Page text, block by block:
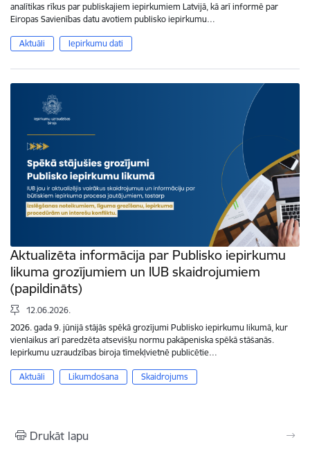
analītikas rīkus par publiskajiem iepirkumiem Latvijā, kā arī informē par
Eiropas Savienības datu avotiem publisko iepirkumu…
Aktuāli Iepirkumu dati
Aktualizēta informācija par Publisko iepirkumu
likuma grozījumiem un IUB skaidrojumiem
(papildināts)
12.06.2026.
2026. gada 9. jūnijā stājās spēkā grozījumi Publisko iepirkumu likumā, kur
vienlaikus arī paredzēta atsevišķu normu pakāpeniska spēkā stāšanās.
Iepirkumu uzraudzības biroja tīmekļvietnē publicētie…
Aktuāli Likumdošana Skaidrojums
Drukāt lapu